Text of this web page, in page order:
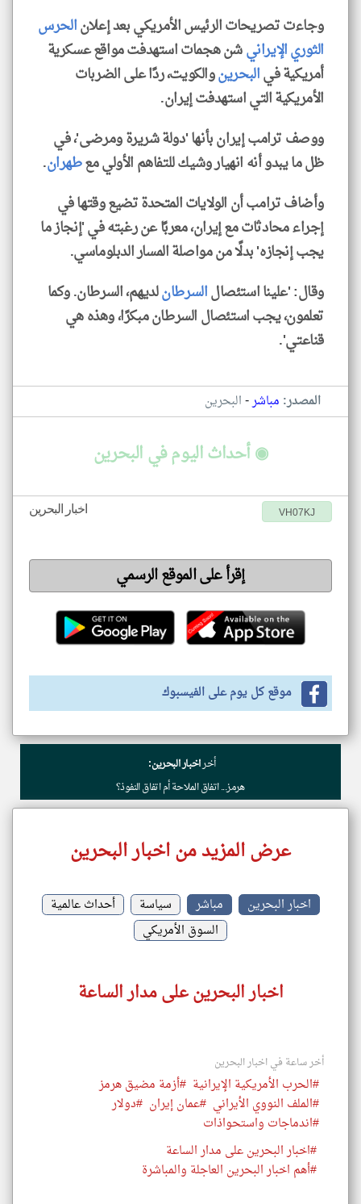
وجاءت تصريحات الرئيس الأمريكي بعد إعلانالحرس
الثوري الإيرانيشن هجمات استهدفت مواقع عسكرية
أمريكية فيالبحرينوالكويت، ردًا على الضربات
الأمريكية التي استهدفت إيران.
ووصف ترامب إيران بأنها 'دولة شريرة ومرضى'، في
ظل ما يبدو أنه انهيار وشيك للتفاهم الأولي معطهران.
وأضاف ترامب أن الولايات المتحدة تضيع وقتها في
إجراء محادثات مع إيران، معربًا عن رغبته في 'إنجاز ما
يجب إنجازه' بدلًا من مواصلة المسار الدبلوماسي.
وقال: 'علينا استئصالالسرطانلديهم، السرطان. وكما
تعلمون، يجب استئصال السرطان مبكرًا، وهذه هي
قناعتي'.
المصدر: مباشر-البحرين
◉ أحداث اليوم في البحرين
اخبار البحرين VH07KJ
إقرأ على الموقع الرسمي
موقع كل يوم على الفيسبوك
أخراخبار البحرين:
هرمز... اتفاق الملاحة أم اتفاق النفوذ؟
عرض المزيد من اخبار البحرين
اخبار البحرين مباشر سياسة
أحداث عالمية
السوق الأمريكي
اخبار البحرين على مدار الساعة
أخر ساعة في اخبار البحرين
#الحرب الأمريكية الإيرانية #أزمة مضيق هرمز
#الملف النووي الأيراني #عمان إيران #دولار
#اندماجات واستحواذات
#اخبار البحرين على مدار الساعة
#أهم اخبار البحرين العاجلة والمباشرة